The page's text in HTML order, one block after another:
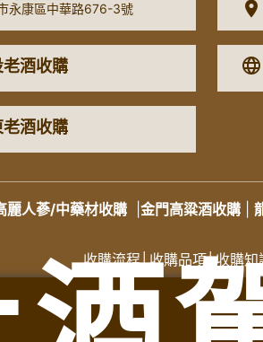
永康區中華路676-3號
老酒收購
老酒收購
麗人蔘/中藥材收購 金門高粱酒收購
收購流程│收購品項│收購知
苗
苗栗收